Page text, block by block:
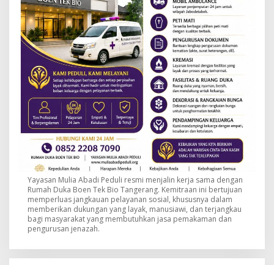
Yayasan Mulia Abadi Peduli resmi menjalin kerja sama dengan
Rumah Duka Boen Tek Bio Tangerang. Kemitraan ini bertujuan
memperluas jangkauan pelayanan sosial, khususnya dalam
memberikan dukungan yang layak, manusiawi, dan terjangkau
bagi masyarakat yang membutuhkan jasa pemakaman dan
pengurusan jenazah.